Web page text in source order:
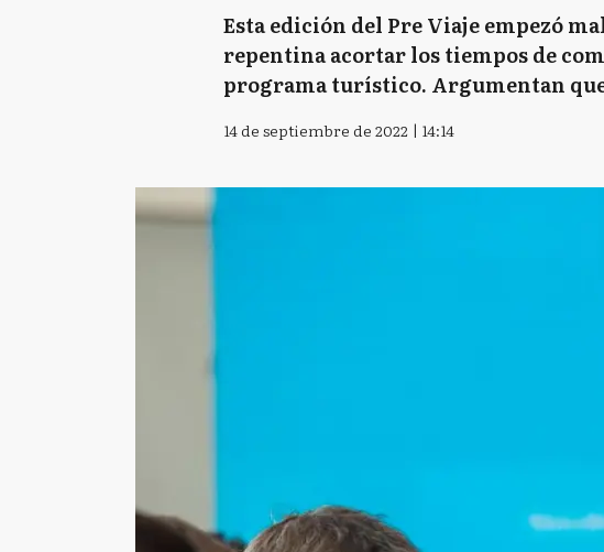
Esta edición del Pre Viaje empezó
repentina acortar los tiempos de
programa turístico. Argumentan
14 de septiembre de 2022 | 14:14